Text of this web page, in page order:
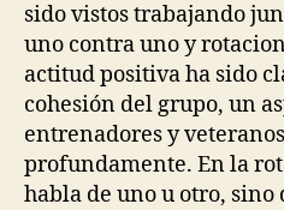
sido vistos trabajando
uno contra uno y
actitud positiva ha sido
cohesión del grupo, un
entrenadores y
profundamente. En la
habla de uno u otro, sino